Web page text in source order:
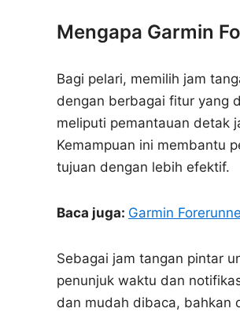
Mengapa Garmin
Bagi pelari, memilih jam
dengan berbagai fitur yang
meliputi pemantauan detak
Kemampuan ini membantu
tujuan dengan lebih efektif.
Baca juga: Garmin
Sebagai jam tangan pintar
penunjuk waktu dan
dan mudah dibaca, bahkan